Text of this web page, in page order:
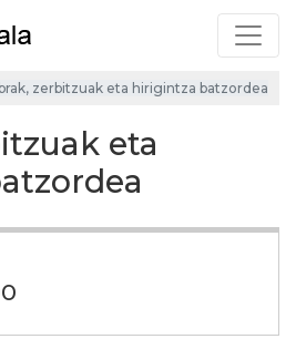
zerbitzuak eta hirigintza batzordea
eta